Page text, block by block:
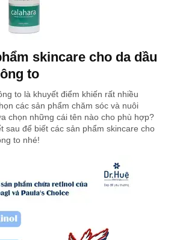
skincare cho da dầu
to
to là khuyết điểm khiến rất nhiều
các sản phẩm chăm sóc và nuôi
chọn những cái tên nào cho phù hợp?
sau để biết các sản phẩm skincare cho
to nhé!